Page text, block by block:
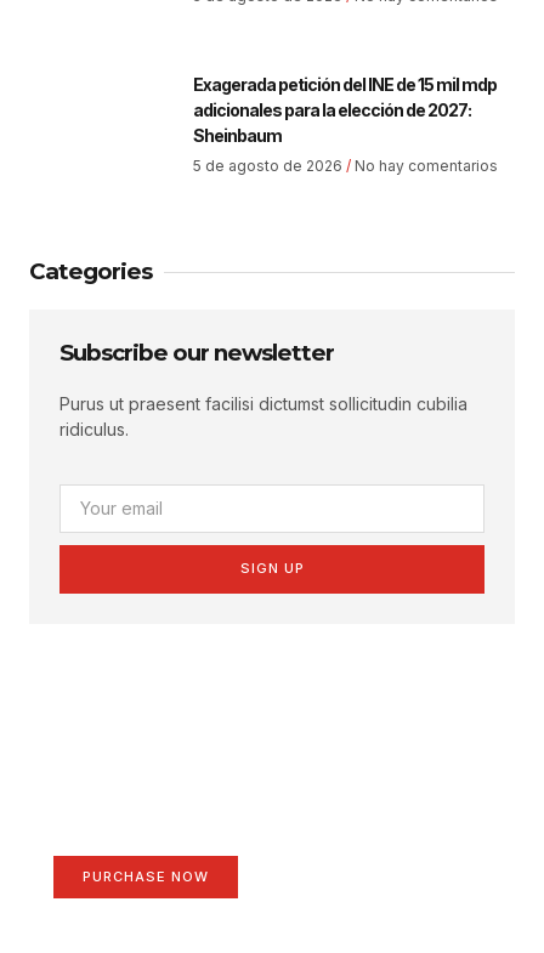
Exagerada petición del INE de 15 mil mdp
adicionales para la elección de 2027:
Sheinbaum
5 de agosto de 2026 No hay comentarios
Categories
Subscribe our newsletter
Purus ut praesent facilisi dictumst sollicitudin cubilia
ridiculus.
SIGN UP
PURCHASE NOW